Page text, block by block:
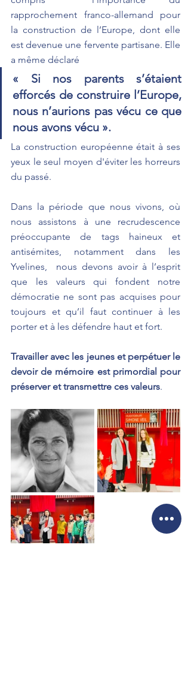
rapprochement franco-allemand pour
la construction de l’Europe, dont elle
est devenue une fervente partisane. Elle
a même déclaré
« Si nos parents s’étaient
efforcés de construire l’Europe,
nous n’aurions pas vécu ce que
nous avons vécu ».
La construction européenne était à ses
yeux le seul moyen d'éviter les horreurs
du passé.
Dans la période que nous vivons, où
nous assistons à une recrudescence
préoccupante de tags haineux et
antisémites, notamment dans les
Yvelines,  nous devons avoir à l’esprit
que les valeurs qui fondent notre
démocratie ne sont pas acquises pour
toujours et qu’il faut continuer à les
porter et à les défendre haut et fort.
Travailler avec les jeunes et perpétuer le
devoir de mémoire est primordial pour
préserver et transmettre ces valeurs.